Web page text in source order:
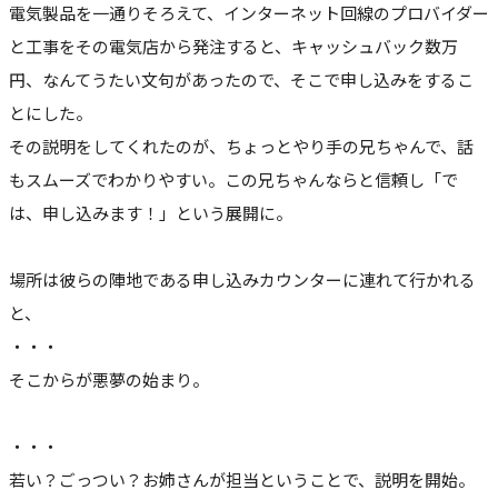
電気製品を一通りそろえて、インターネット回線のプロバイダー
と工事をその電気店から発注すると、キャッシュバック数万
円、なんてうたい文句があったので、そこで申し込みをするこ
とにした。
その説明をしてくれたのが、ちょっとやり手の兄ちゃんで、話
もスムーズでわかりやすい。この兄ちゃんならと信頼し「で
は、申し込みます！」という展開に。
場所は彼らの陣地である申し込みカウンターに連れて行かれる
と、
・・・
そこからが悪夢の始まり。
・・・
若い？ごっつい？お姉さんが担当ということで、説明を開始。